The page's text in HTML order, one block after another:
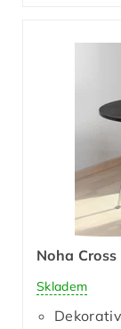
Noha
Skladem